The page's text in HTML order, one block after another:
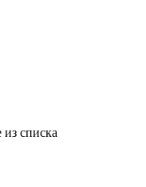
списка